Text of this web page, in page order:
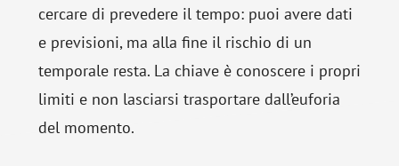
cercare di prevedere il tempo: puoi avere dati
e previsioni, ma alla fine il rischio di un
temporale resta. La chiave è conoscere i propri
limiti e non lasciarsi trasportare dall’euforia
del momento.